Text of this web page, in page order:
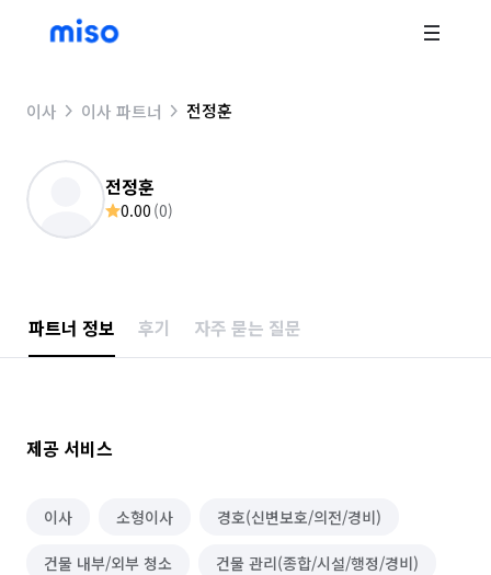
이사 이사 파트너 전정훈
전정훈
0.00 (0)
파트너 정보 후기 자주 묻는 질문
제공 서비스
이사 소형이사 경호(신변보호/의전/경비)
건물 내부/외부 청소 건물 관리(종합/시설/행정/경비)